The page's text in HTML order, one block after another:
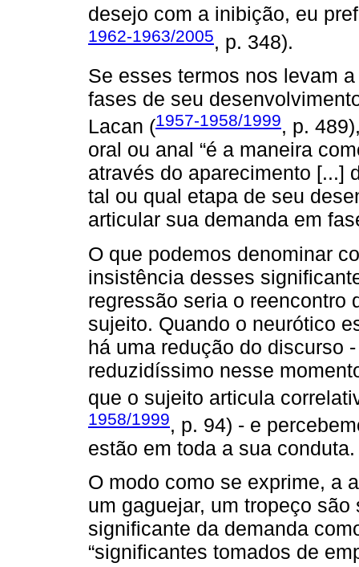
desejo com a inibição, eu
1962-1963/2005, p. 348).
Se esses termos nos levam
fases de seu
Lacan (1957-1958/1999, p.
oral ou anal “é a maneira
através do aparecimento [...]
tal ou qual etapa de seu
articular sua demanda em
O que podemos denominar
insistência desses
regressão seria o reencontro
sujeito. Quando o neurótico
há uma redução do discurso
reduzidíssimo nesse
que o sujeito articula
1958/1999, p. 94) - e
estão em toda a sua conduta.
O modo como se exprime, a
um gaguejar, um tropeço
significante da demanda
“significantes tomados de